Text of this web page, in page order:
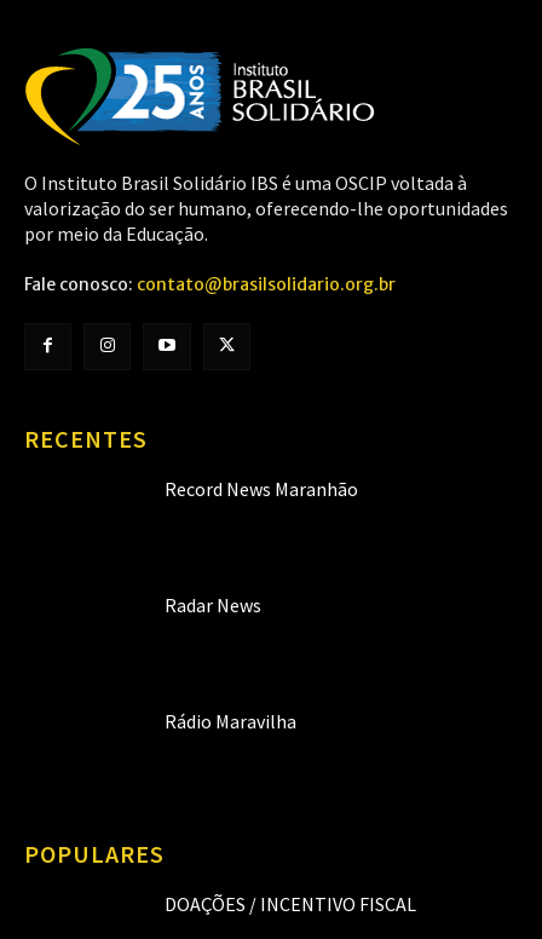
O Instituto Brasil Solidário IBS é uma OSCIP voltada à
valorização do ser humano, oferecendo-lhe oportunidades
por meio da Educação.
Fale conosco: contato@brasilsolidario.org.br
RECENTES
Record News Maranhão
Radar News
Rádio Maravilha
POPULARES
DOAÇÕES / INCENTIVO FISCAL